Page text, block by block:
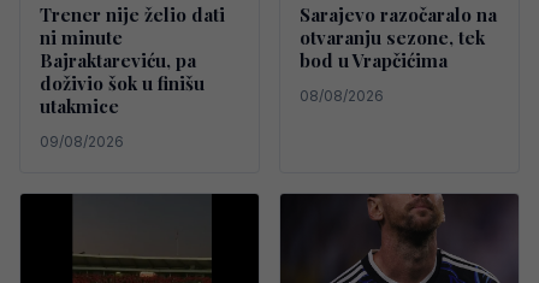
Trener nije želio dati
ni minute
Bajraktareviću, pa
doživio šok u finišu
utakmice
09/08/2026
Sarajevo razočaralo na
otvaranju sezone, tek
bod u Vrapčićima
08/08/2026